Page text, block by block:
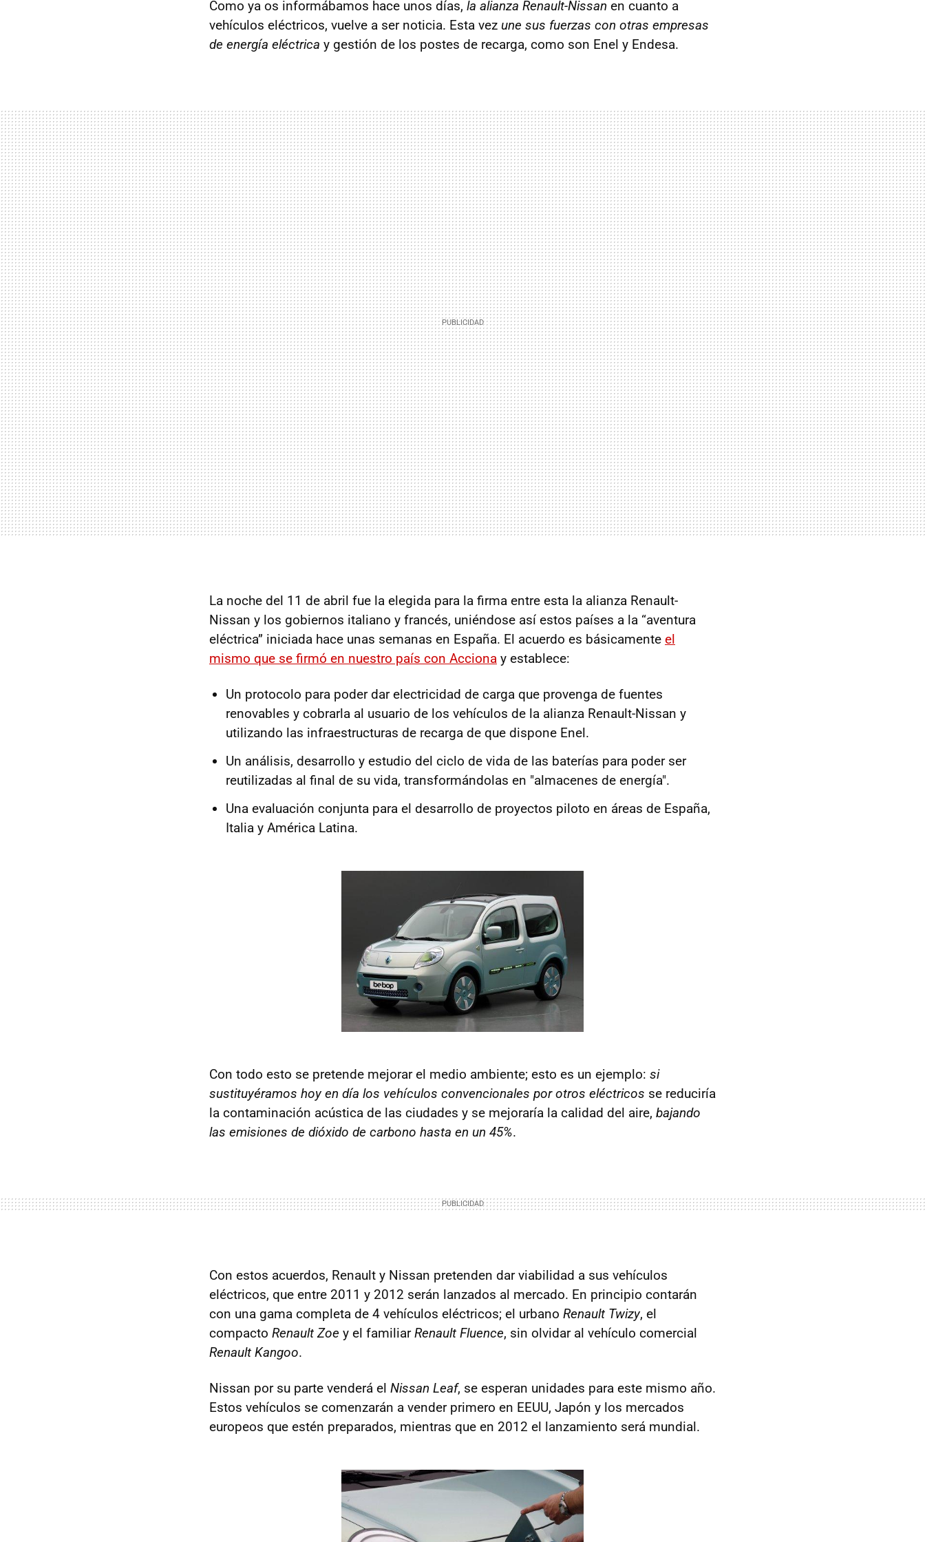
Como ya os informábamos hace unos días, la alianza Renault-Nissan en cuanto a
vehículos eléctricos, vuelve a ser noticia. Esta vez une sus fuerzas con otras empresas
de energía eléctrica y gestión de los postes de recarga, como son Enel y Endesa.
La noche del 11 de abril fue la elegida para la firma entre esta la alianza Renault-
Nissan y los gobiernos italiano y francés, uniéndose así estos países a la “aventura
eléctrica” iniciada hace unas semanas en España. El acuerdo es básicamente el
mismo que se firmó en nuestro país con Acciona y establece:
Un protocolo para poder dar electricidad de carga que provenga de fuentes
renovables y cobrarla al usuario de los vehículos de la alianza Renault-Nissan y
utilizando las infraestructuras de recarga de que dispone Enel.
Un análisis, desarrollo y estudio del ciclo de vida de las baterías para poder ser
reutilizadas al final de su vida, transformándolas en "almacenes de energía".
Una evaluación conjunta para el desarrollo de proyectos piloto en áreas de España,
Italia y América Latina.
Con todo esto se pretende mejorar el medio ambiente; esto es un ejemplo: si
sustituyéramos hoy en día los vehículos convencionales por otros eléctricos se reduciría
la contaminación acústica de las ciudades y se mejoraría la calidad del aire, bajando
las emisiones de dióxido de carbono hasta en un 45%.
Con estos acuerdos, Renault y Nissan pretenden dar viabilidad a sus vehículos
eléctricos, que entre 2011 y 2012 serán lanzados al mercado. En principio contarán
con una gama completa de 4 vehículos eléctricos; el urbano Renault Twizy, el
compacto Renault Zoe y el familiarRenault Fluence, sin olvidar al vehículo comercial
Renault Kangoo.
Nissan por su parte venderá el Nissan Leaf, se esperan unidades para este mismo año.
Estos vehículos se comenzarán a vender primero en EEUU, Japón y los mercados
europeos que estén preparados, mientras que en 2012 el lanzamiento será mundial.